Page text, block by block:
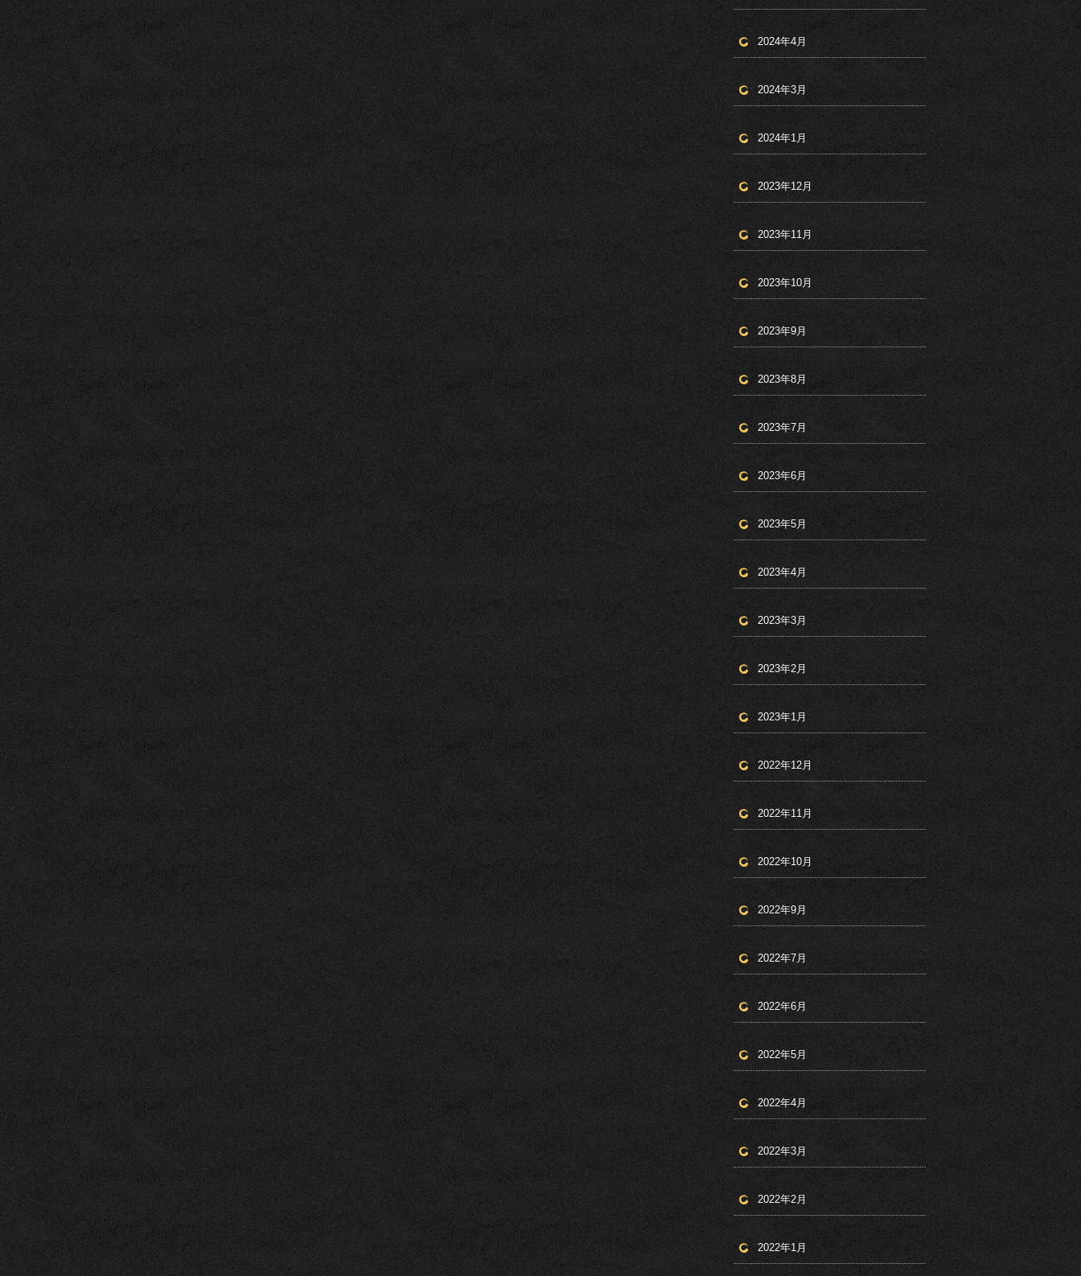
2024年4月
2024年3月
2024年1月
2023年12月
2023年11月
2023年10月
2023年9月
2023年8月
2023年7月
2023年6月
2023年5月
2023年4月
2023年3月
2023年2月
2023年1月
2022年12月
2022年11月
2022年10月
2022年9月
2022年7月
2022年6月
2022年5月
2022年4月
2022年3月
2022年2月
2022年1月